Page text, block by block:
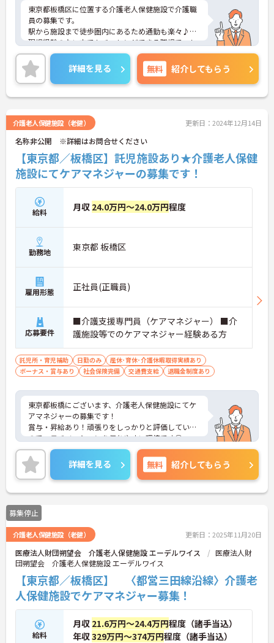
東京都板橋区に位置する介護老人保健施設で介護職
員の募集です。
駅から施設まで徒歩圏内にあるため通勤も楽々♪
現場経験のない方でもチャレンジできる職場で、し
っかりとしたフォロー体制で、経験に関わらず安心
してスタートできます。また昇給、賞与があるのは
嬉しいポイントです◎
こちらの求人にご興味がございましたら面接のポイ
ントもお伝えしますので是非ご応募お待ちしており
詳細を見る 無料 紹介してもらう
介護老人保健施設（老健） 更新日：2024年12月14日
名称非公開 ※詳細はお問合せください
【東京都／板橋区】託児施設あり★介護老人保健
施設にてケアマネジャーの募集です！
給料 月収 24.0万円～24.0万円程度
勤務地 東京都 板橋区
雇用形態 正社員(正職員)
応募要件
■介護支援専門員（ケアマネジャー） ■介
護施設等でのケアマネジャー経験ある方
託児所・育児補助 日勤のみ
産休･育休･介護休暇取得実績あり
ボーナス・賞与あり
社会保険完備 交通費支給 退職金制度あり
東京都板橋にございます、介護老人保健施設にてケ
アマネジャーの募集です！
賞与・昇給あり！頑張りをしっかりと評価している
ので、モチベーションを保ちやすい環境です◎
また、育児休暇制度や利用可能な託児所があり、お
子様のいらっしゃる方でも安心して働けます★
ご興味のある方は、マイナビ介護職までお問い合わ
せください。
詳細を見る 無料 紹介してもらう
募集停止
介護老人保健施設（老健） 更新日：2025年11月20日
医療法人財団朔望会 介護老人保健施設 エーデルワイス
医療法人財
団朔望会 介護老人保健施設 エーデルワイス
【東京都／板橋区】 〈都営三田線沿線〉介護老
人保健施設でケアマネジャー募集！
給料
月収 21.6万円～24.4万円程度（諸手当込）
年収329万円～374万円程度（諸手当込）